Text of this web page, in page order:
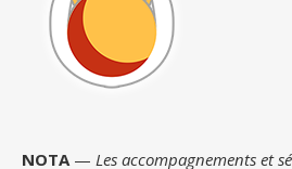
NOTA— Les accompagnements et